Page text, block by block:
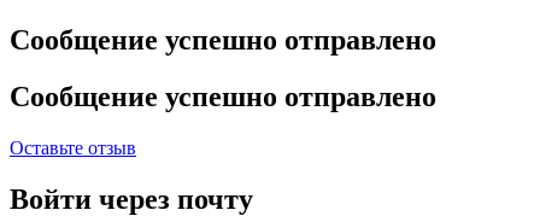
Сообщение успешно отправлено
Сообщение успешно отправлено
Оставьте отзыв
Войти через почту